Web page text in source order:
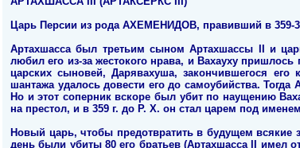
Царь Персии из рода АХЕМЕНИДОВ, правивший в 359-
Артахшасса был третьим сыном Артахшассы II и
любил его из-за жестокого нрава, и Вахауху
царских сыновей, Дарявахуша, закончившегося
шантажа удалось довести его до самоубийства.
Но и этот соперник вскоре был убит по наущению
на престол, и в 359 г. до Р. Х. он стал царем под
Новый царь, чтобы предотвратить в будущем всякие
день были убиты 80 его братьев (Артахшасса II имел